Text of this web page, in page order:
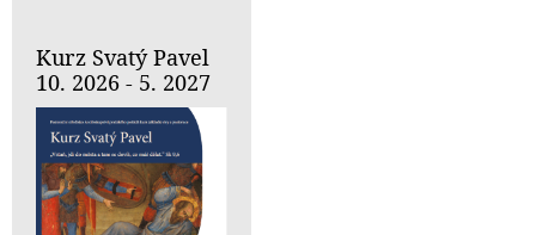
Kurz Svatý Pavel
10. 2026 - 5. 2027